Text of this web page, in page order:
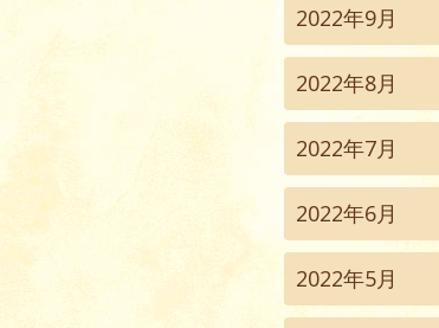
2022年9月
2022年8月
2022年7月
2022年6月
2022年5月